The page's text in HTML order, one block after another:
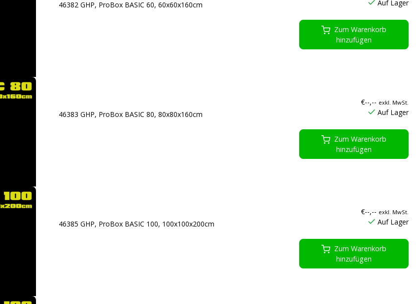
46382 GHP, ProBox BASIC 60, 60x60x160cm Auf Lager
Zum Warenkorb
hinzufügen
46383 GHP, ProBox BASIC 80, 80x80x160cm
€--,-- exkl. MwSt.
Auf Lager
Zum Warenkorb
hinzufügen
46385 GHP, ProBox BASIC 100, 100x100x200cm
€--,-- exkl. MwSt.
Auf Lager
Zum Warenkorb
hinzufügen